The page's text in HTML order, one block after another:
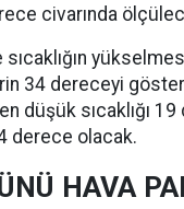
civarında
34 dereceyi
düşük sıcaklığı
derece olacak.
HAVA